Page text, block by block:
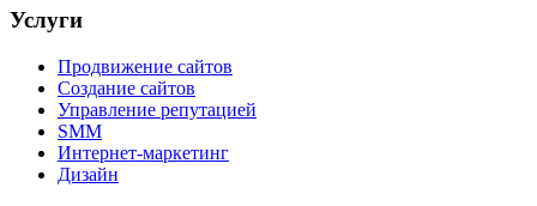
Услуги
Продвижение сайтов
Создание сайтов
Управление репутацией
SMM
Интернет-маркетинг
Дизайн